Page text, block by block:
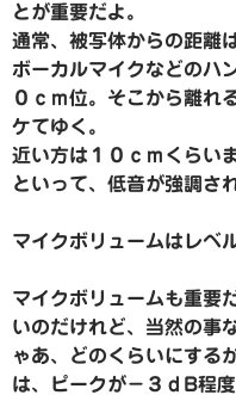
とが重要だよ。
通常、被写体からの距離
ボーカルマイクなどのハ
０ｃｍ位。そこから離れ
ケてゆく。
近い方は１０ｃｍくらい
といって、低音が強調さ
マイクボリュームはレベ
マイクボリュームも重要
いのだけれど、当然の事
ゃあ、どのくらいにする
は、ピークが−３ｄB程